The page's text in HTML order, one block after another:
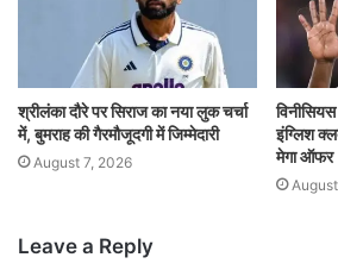
श्रीलंका दौरे पर सिराज का नया लुक चर्चा
में, बुमराह की गैरमौजूदगी में जिम्मेदारी
August 7, 2026
इंग्लिश
मेगा ऑफर
Leave a Reply